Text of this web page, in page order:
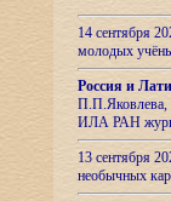
14 сентября
молодых
Россия и
П.П.Яковлева,
ИЛА РАН
13 сентября
необычных